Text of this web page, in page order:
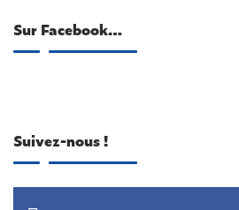
Sur Facebook…
Suivez-nous !